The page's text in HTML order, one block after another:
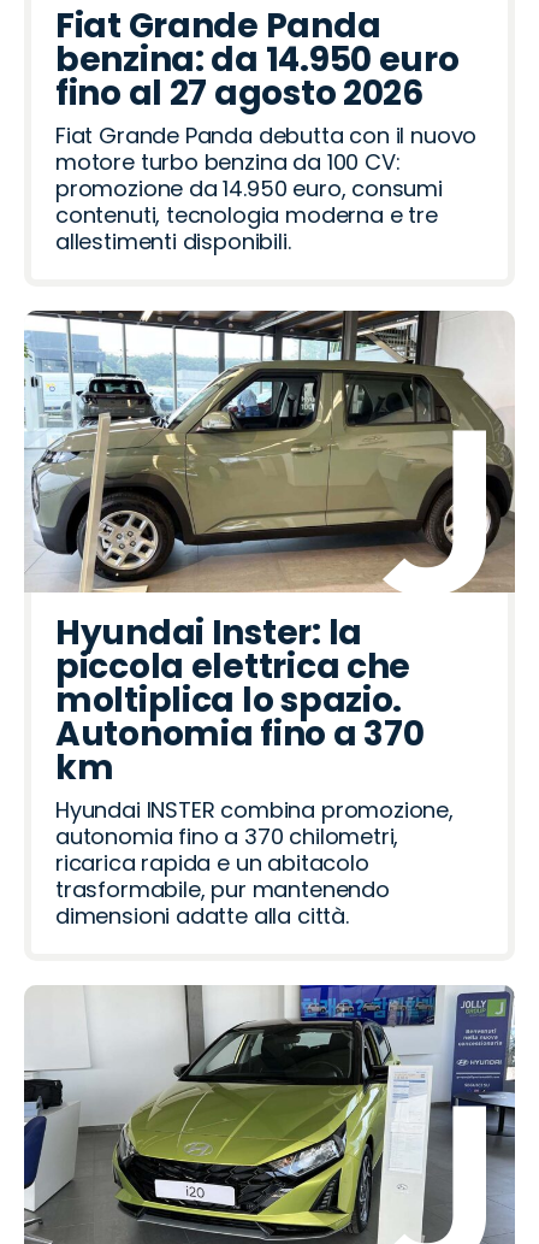
Fiat Grande Panda
benzina: da 14.950 euro
fino al 27 agosto 2026
Fiat Grande Panda debutta con il nuovo
motore turbo benzina da 100 CV:
promozione da 14.950 euro, consumi
contenuti, tecnologia moderna e tre
allestimenti disponibili.
Hyundai Inster: la
piccola elettrica che
moltiplica lo spazio.
Autonomia fino a 370
km
Hyundai INSTER combina promozione,
autonomia fino a 370 chilometri,
ricarica rapida e un abitacolo
trasformabile, pur mantenendo
dimensioni adatte alla città.